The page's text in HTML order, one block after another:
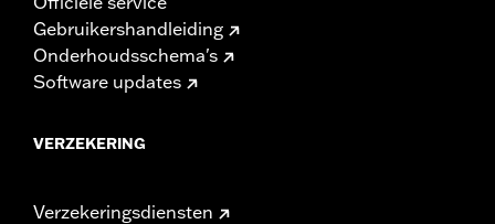
Gebruikershandleiding
Onderhoudsschema's
Software updates
VERZEKERING
Verzekeringsdiensten